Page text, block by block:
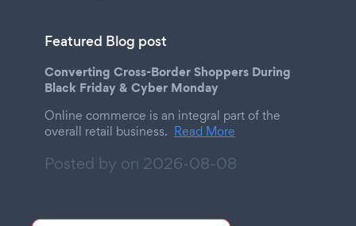
Featured Blog post
Converting Cross-Border Shoppers During
Black Friday & Cyber Monday
Online commerce is an integral part of the
overall retail business. Read More
Posted by on 2026-08-08